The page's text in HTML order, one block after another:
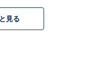
見る